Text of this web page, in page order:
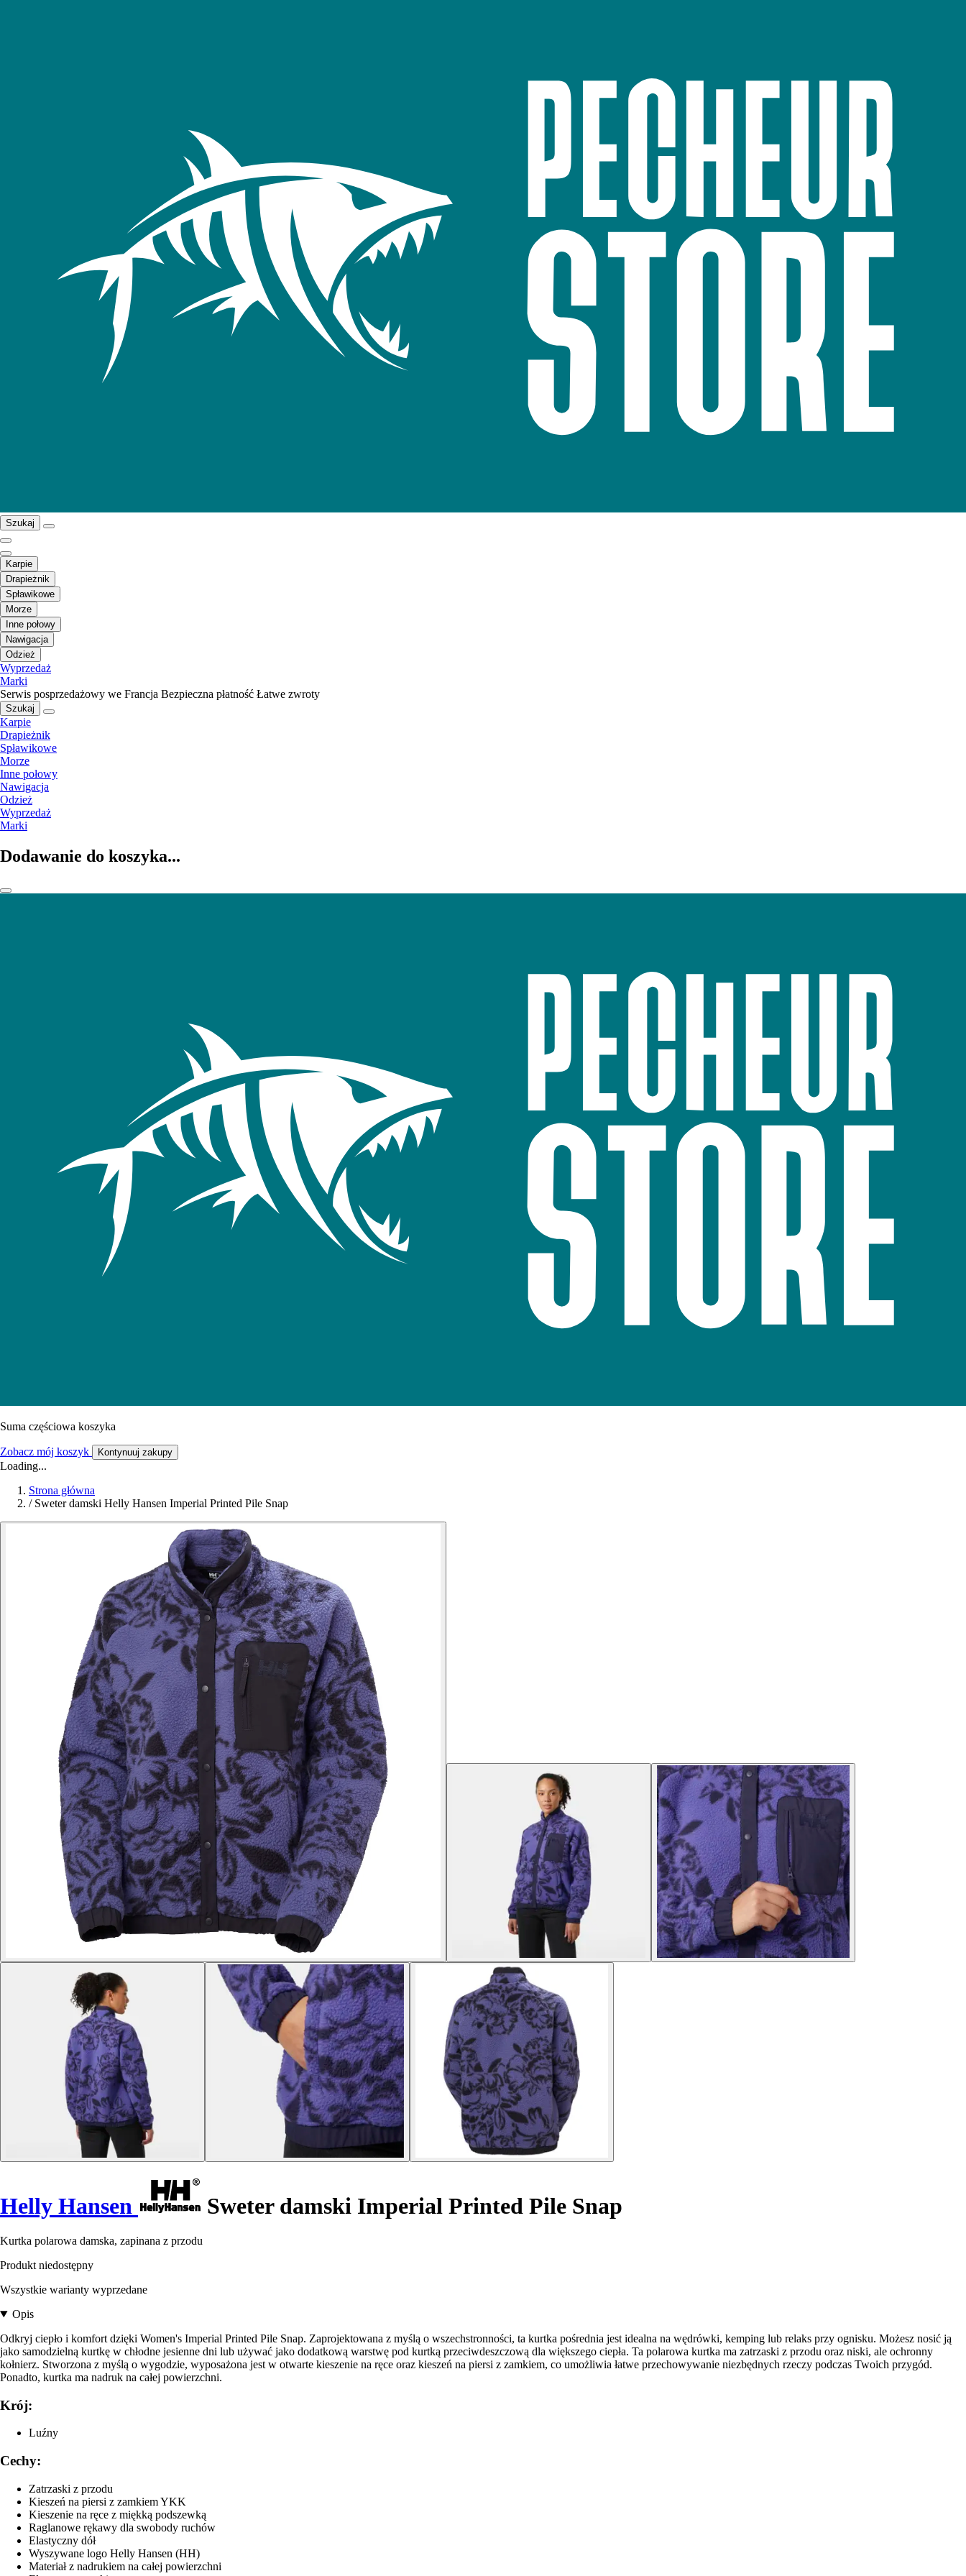
Szukaj
Karpie
Drapieżnik
Spławikowe
Morze
Inne połowy
Nawigacja
Odzież
Wyprzedaż
Marki
Serwis posprzedażowy we Francja Bezpieczna płatność Łatwe zwroty
Szukaj
Karpie
Drapieżnik
Spławikowe
Morze
Inne połowy
Nawigacja
Odzież
Wyprzedaż
Marki
Dodawanie do koszyka...
Suma częściowa koszyka
Zobacz mój koszyk Kontynuuj zakupy
Loading...
Strona główna
/ Sweter damski Helly Hansen Imperial Printed Pile Snap
Helly Hansen Sweter damski Imperial Printed Pile Snap
Kurtka polarowa damska, zapinana z przodu
Produkt niedostępny
Wszystkie warianty wyprzedane
Opis
Odkryj ciepło i komfort dzięki Women's Imperial Printed Pile Snap. Zaprojektowana z myślą o wszechstronności, ta kurtka pośrednia jest idealna na wędrówki, kemping lub relaks przy ognisku. Możesz nosić ją
jako samodzielną kurtkę w chłodne jesienne dni lub używać jako dodatkową warstwę pod kurtką przeciwdeszczową dla większego ciepła. Ta polarowa kurtka ma zatrzaski z przodu oraz niski, ale ochronny
kołnierz. Stworzona z myślą o wygodzie, wyposażona jest w otwarte kieszenie na ręce oraz kieszeń na piersi z zamkiem, co umożliwia łatwe przechowywanie niezbędnych rzeczy podczas Twoich przygód.
Ponadto, kurtka ma nadruk na całej powierzchni.
Krój:
Luźny
Cechy:
Zatrzaski z przodu
Kieszeń na piersi z zamkiem YKK
Kieszenie na ręce z miękką podszewką
Raglanowe rękawy dla swobody ruchów
Elastyczny dół
Wyszywane logo Helly Hansen (HH)
Materiał z nadrukiem na całej powierzchni